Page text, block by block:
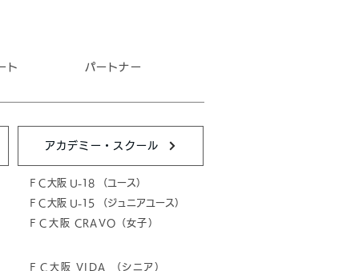
ト パートナー
アカデミー・スクール
ＦＣ大阪 U-18 （ユース）
ＦＣ大阪 U-15 （ジュニアユース）
ＦＣ大阪 CRAVO（女子）
ＦＣ大阪 VIDA （シニア）